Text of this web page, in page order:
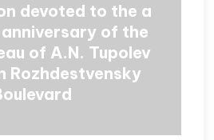
devoted to the a
of the
of A.N. Tupolev
Rozhdestvensky